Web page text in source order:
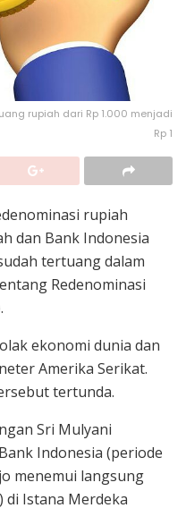
rupiah dari Rp 1.000 menjadi
Rp 1
rupiah
dan Bank Indonesia
tertuang dalam
Redenominasi
ekonomi dunia dan
Amerika Serikat.
tertunda.
Sri Mulyani
Indonesia (periode
menemui langsung
di Istana Merdeka